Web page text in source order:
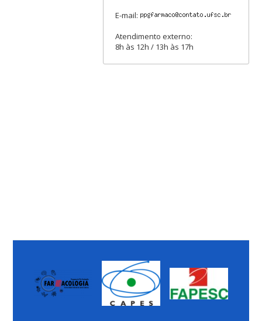
E-mail:
Atendimento externo:
8h às 12h / 13h às 17h